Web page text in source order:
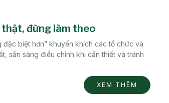
đừng làm theo
đặc biệt hơn” khuyến khích các tổ chức và
sẵn sàng điều chỉnh khi cần thiết và tránh
XEM THÊM